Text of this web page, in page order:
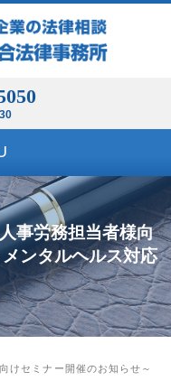
事労務担当者様向
ンタルヘルス対応
けセミナー開催のお知らせ～